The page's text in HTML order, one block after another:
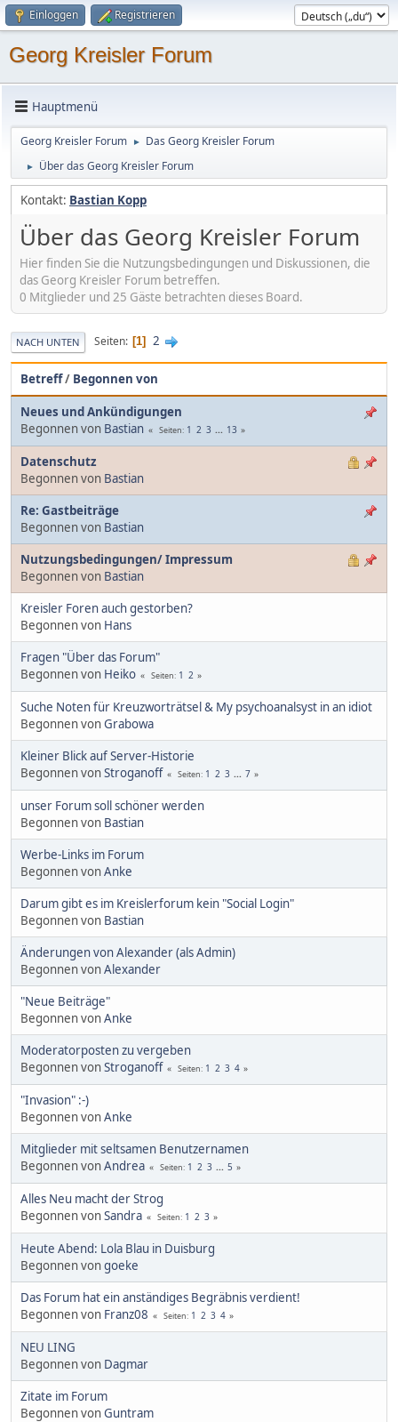
Einloggen Registrieren
Georg Kreisler Forum
Hauptmenü
Georg Kreisler Forum ► Das Georg Kreisler Forum
► Über das Georg Kreisler Forum
Kontakt: Bastian Kopp
Über das Georg Kreisler Forum
Hier finden Sie die Nutzungsbedingungen und Diskussionen, die
das Georg Kreisler Forum betreffen.
0 Mitglieder und 25 Gäste betrachten dieses Board.
NACH UNTEN Seiten 1 2
Betreff/ Begonnen von
Neues und Ankündigungen
Begonnen von Bastian Seiten 1 2 3 ... 13
Datenschutz
Begonnen von Bastian
Re: Gastbeiträge
Begonnen von Bastian
Nutzungsbedingungen/ Impressum
Begonnen von Bastian
Kreisler Foren auch gestorben?
Begonnen von Hans
Fragen "Über das Forum"
Begonnen von Heiko Seiten 1 2
Suche Noten für Kreuzworträtsel & My psychoanalsyst in an idiot
Begonnen vonGrabowa
Kleiner Blick auf Server-Historie
Begonnen vonStroganoff Seiten 1 2 3 ... 7
unser Forum soll schöner werden
Begonnen von Bastian
Werbe-Links im Forum
Begonnen vonAnke
Darum gibt es im Kreislerforum kein "Social Login"
Begonnen von Bastian
Änderungen von Alexander (als Admin)
Begonnen vonAlexander
"Neue Beiträge"
Begonnen vonAnke
Moderatorposten zu vergeben
Begonnen vonStroganoff Seiten 1 2 3 4
"Invasion" :-)
Begonnen vonAnke
Mitglieder mit seltsamen Benutzernamen
Begonnen vonAndrea Seiten 1 2 3 ... 5
Alles Neu macht der Strog
Begonnen vonSandra Seiten 1 2 3
Heute Abend: Lola Blau in Duisburg
Begonnen vongoeke
Das Forum hat ein anständiges Begräbnis verdient!
Begonnen von Franz08 Seiten 1 2 3 4
NEU LING
Begonnen von Dagmar
Zitate im Forum
Begonnen vonGuntram